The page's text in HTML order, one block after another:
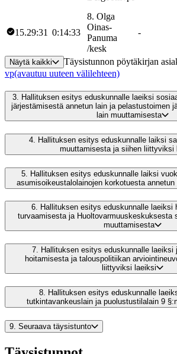
15.29:31 0:14:33
8. Olga
Oinas-
Panuma
/kesk
-
Näytä kaikki Täysistunnon pöytäkirjan
vp(avautuu uuteen välilehteen)
3. Hallituksen esitys eduskunnalle laeiksi
järjestämisestä annetun lain ja pelastustoimen
lain muuttamisesta
4. Hallituksen esitys eduskunnalle laiksi
muuttamisesta ja siihen liittyviksi
5.
Hallituksen esitys eduskunnalle laiksi
asumisoikeustalolainojen korkotuesta
6. Hallituksen esitys eduskunnalle laeiksi
turvaamisesta ja Huoltovarmuuskeskuksesta
muuttamisesta
7. Hallituksen esitys eduskunnalle laeiksi
hoitamisesta ja talouspolitiikan
liittyviksi laeiksi
8.
Hallituksen esitys eduskunnalle
tutkintavankeuslain ja puolustustilalain 9
9. Seuraava täysistunto